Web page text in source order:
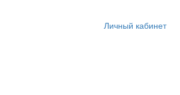
Личный кабинет